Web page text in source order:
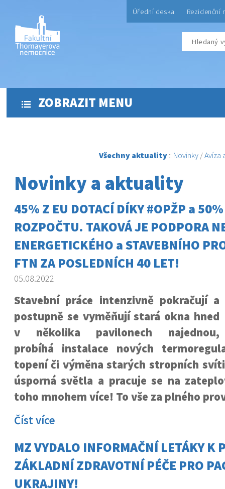
Úřední deska Rezidenční
ZOBRAZIT MENU
Všechny aktuality :: Novinky /Avíza
Novinky a aktuality
45% Z EU DOTACÍ DÍKY #OPŽP a
ROZPOČTU. TAKOVÁ JE PODPORA
ENERGETICKÉHO a STAVEBNÍHO
FTN ZA POSLEDNÍCH 40 LET!
05.08.2022
Stavební práce intenzivně pokračují a
postupně se vyměňují stará okna hned
v několika pavilonech najednou,
probíhá instalace nových
topení či výměna starých stropních
úsporná světla a pracuje se na
toho mnohem více! To vše za plného
Číst více
MZ VYDALO INFORMAČNÍ LETÁKY K
ZÁKLADNÍ ZDRAVOTNÍ PÉČE PRO
UKRAJINY!